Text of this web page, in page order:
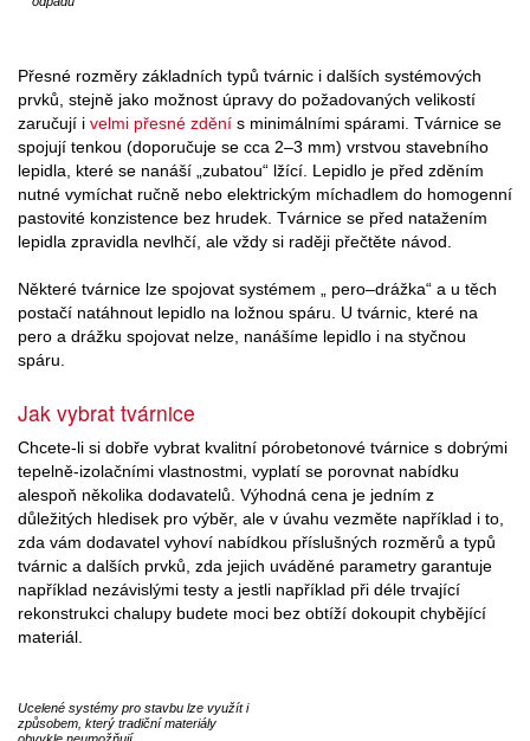
Přesné rozměry základních typů tvárnic i dalších systémových
prvků, stejně jako možnost úpravy do požadovaných velikostí
zaručují i velmi přesné zdění s minimálními spárami. Tvárnice se
spojují tenkou (doporučuje se cca 2–3 mm) vrstvou stavebního
lepidla, které se nanáší „zubatou“ lžící. Lepidlo je před zděním
nutné vymíchat ručně nebo elektrickým míchadlem do homogenní
pastovité konzistence bez hrudek. Tvárnice se před natažením
lepidla zpravidla nevlhčí, ale vždy si raději přečtěte návod.
Některé tvárnice lze spojovat systémem „ pero–drážka“ a u těch
postačí natáhnout lepidlo na ložnou spáru. U tvárnic, které na
pero a drážku spojovat nelze, nanášíme lepidlo i na styčnou
spáru.
Jak vybrat tvárnice
Chcete-li si dobře vybrat kvalitní pórobetonové tvárnice s dobrými
tepelně-izolačními vlastnostmi, vyplatí se porovnat nabídku
alespoň několika dodavatelů. Výhodná cena je jedním z
důležitých hledisek pro výběr, ale v úvahu vezměte například i to,
zda vám dodavatel vyhoví nabídkou příslušných rozměrů a typů
tvárnic a dalších prvků, zda jejich uváděné parametry garantuje
například nezávislými testy a jestli například při déle trvající
rekonstrukci chalupy budete moci bez obtíží dokoupit chybějící
materiál.
Ucelené systémy pro stavbu lze využít i
způsobem, který tradiční materiály